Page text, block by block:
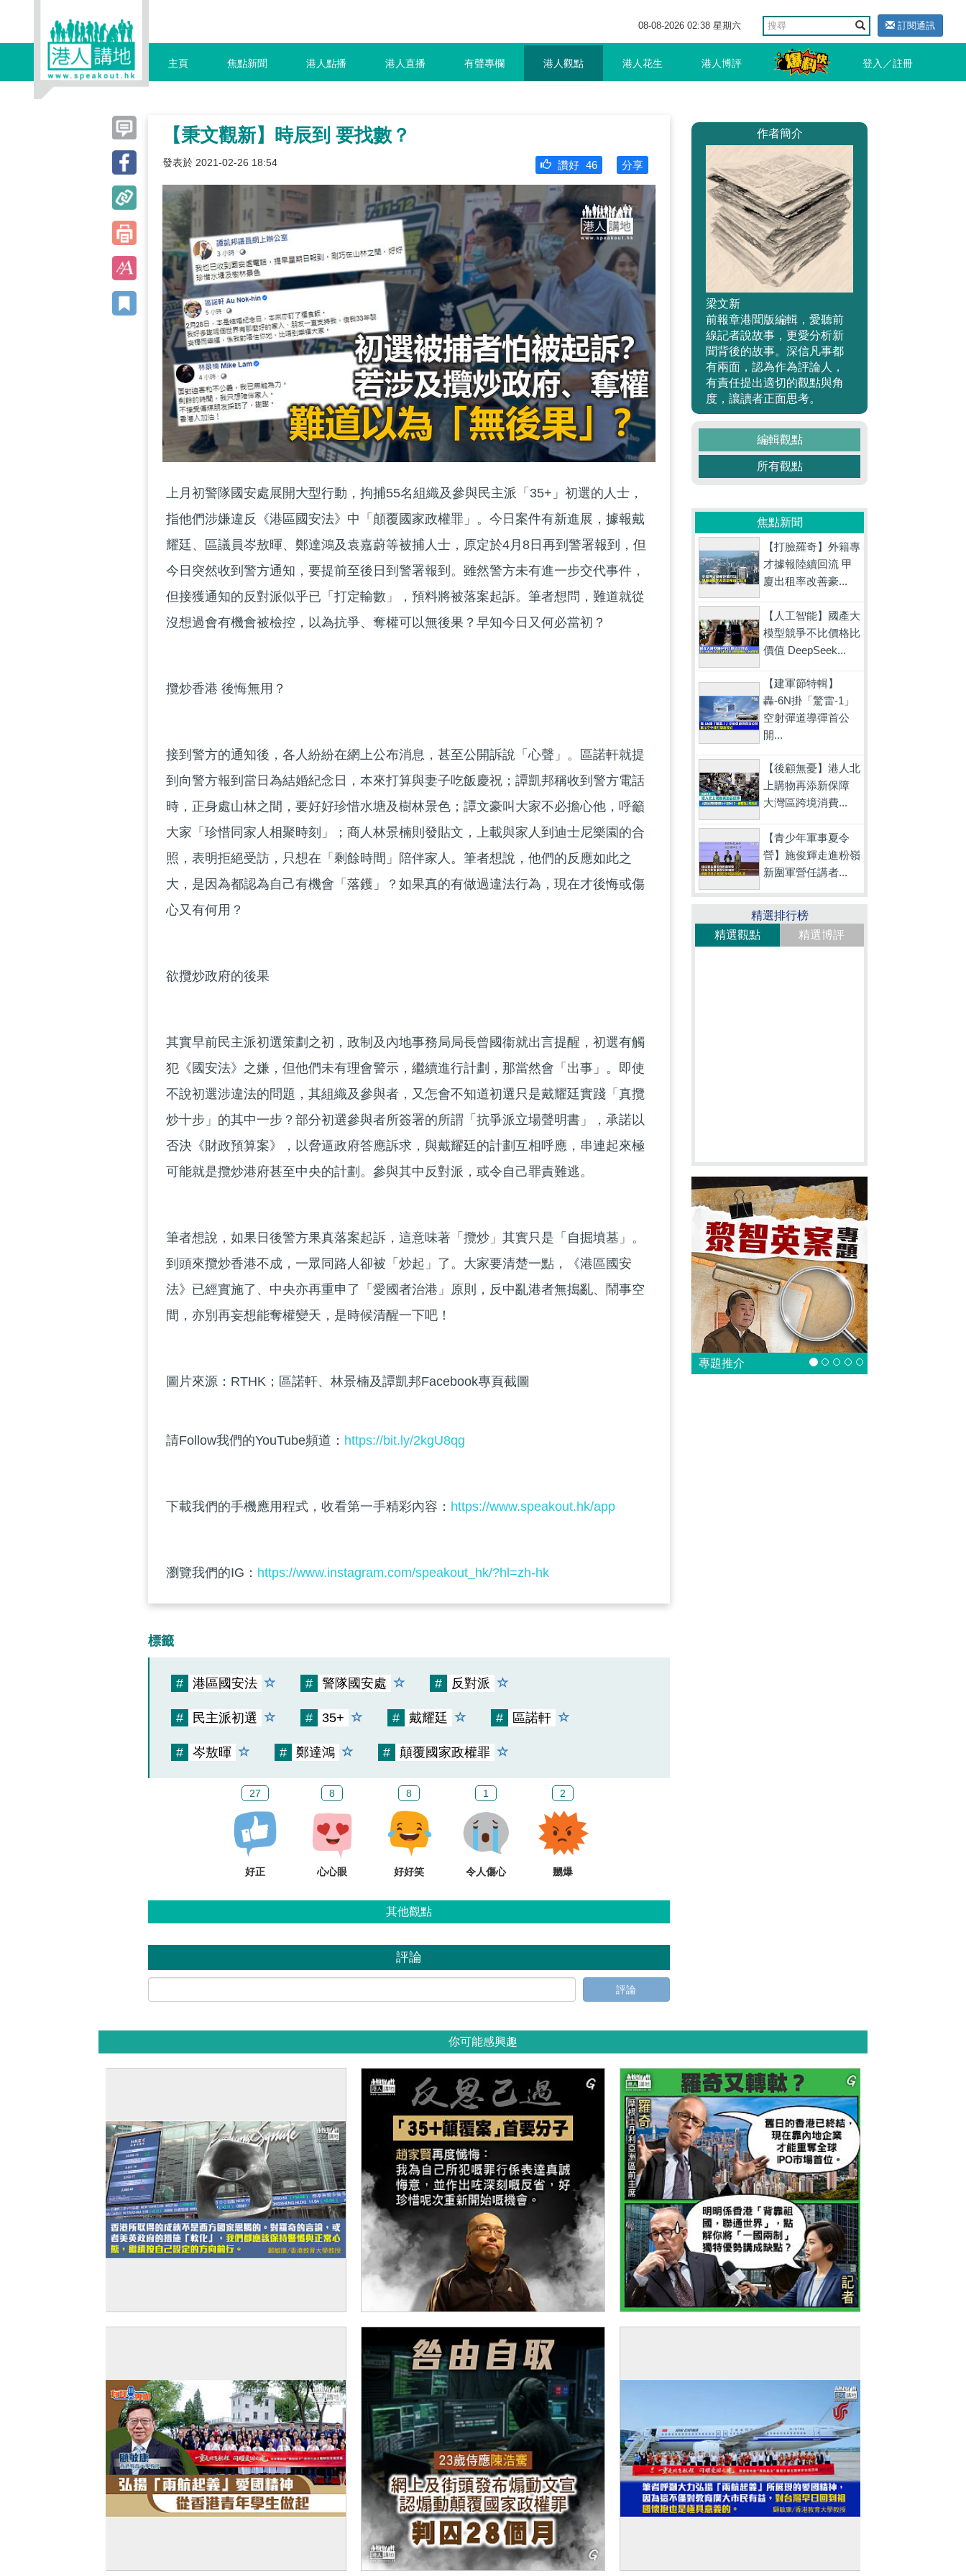
08-08-2026 02:38 星期六 訂閱通訊
主頁 焦點新聞 港人點播 港人直播 有聲專欄 港人觀點 港人花生 港人博評 登入／註冊
【秉文觀新】時辰到 要找數？
發表於 2021-02-26 18:54 分享
讚好 46
上月初警隊國安處展開大型行動，拘捕55名組織及參與民主派「35+」初選的人士，
指他們涉嫌違反《港區國安法》中「顛覆國家政權罪」。今日案件有新進展，據報戴
耀廷、區議員岑敖暉、鄭達鴻及袁嘉蔚等被捕人士，原定於4月8日再到警署報到，但
今日突然收到警方通知，要提前至後日到警署報到。雖然警方未有進一步交代事件，
但接獲通知的反對派似乎已「打定輸數」，預料將被落案起訴。筆者想問，難道就從
沒想過會有機會被檢控，以為抗爭、奪權可以無後果？早知今日又何必當初？
攬炒香港 後悔無用？
接到警方的通知後，各人紛紛在網上公布消息，甚至公開訴說「心聲」。區諾軒就提
到向警方報到當日為結婚紀念日，本來打算與妻子吃飯慶祝；譚凱邦稱收到警方電話
時，正身處山林之間，要好好珍惜水塘及樹林景色；譚文豪叫大家不必擔心他，呼籲
大家「珍惜同家人相聚時刻」；商人林景楠則發貼文，上載與家人到迪士尼樂園的合
照，表明拒絕受訪，只想在「剩餘時間」陪伴家人。筆者想說，他們的反應如此之
大，是因為都認為自己有機會「落鑊」？如果真的有做過違法行為，現在才後悔或傷
心又有何用？
欲攬炒政府的後果
其實早前民主派初選策劃之初，政制及內地事務局局長曾國衞就出言提醒，初選有觸
犯《國安法》之嫌，但他們未有理會警示，繼續進行計劃，那當然會「出事」。即使
不說初選涉違法的問題，其組織及參與者，又怎會不知道初選只是戴耀廷實踐「真攬
炒十步」的其中一步？部分初選參與者所簽署的所謂「抗爭派立場聲明書」，承諾以
否決《財政預算案》，以脅逼政府答應訴求，與戴耀廷的計劃互相呼應，串連起來極
可能就是攬炒港府甚至中央的計劃。參與其中反對派，或令自己罪責難逃。
筆者想說，如果日後警方果真落案起訴，這意味著「攬炒」其實只是「自掘墳墓」。
到頭來攬炒香港不成，一眾同路人卻被「炒起」了。大家要清楚一點，《港區國安
法》已經實施了、中央亦再重申了「愛國者治港」原則，反中亂港者無搗亂、鬧事空
間，亦別再妄想能奪權變天，是時候清醒一下吧！
圖片來源：RTHK；區諾軒、林景楠及譚凱邦Facebook專頁截圖
請Follow我們的YouTube頻道： https://bit.ly/2kgU8qg
下載我們的手機應用程式，收看第一手精彩內容： https://www.speakout.hk/app
瀏覽我們的IG： https://www.instagram.com/speakout_hk/?hl=zh-hk
標籤
# 港區國安法 # 警隊國安處 # 反對派
# 民主派初選 # 35+ # 戴耀廷 # 區諾軒
# 岑敖暉 # 鄭達鴻 # 顛覆國家政權罪
27
好正
8
心心眼
8
好好笑
1
令人傷心
2
嬲爆
其他觀點
評論
評論
作者簡介
梁文新
前報章港聞版編輯，愛聽前
線記者說故事，更愛分析新
聞背後的故事。深信凡事都
有兩面，認為作為評論人，
有責任提出適切的觀點與角
度，讓讀者正面思考。
編輯觀點
所有觀點
焦點新聞
【打臉羅奇】外籍專
才據報陸續回流 甲
廈出租率改善豪...
【人工智能】國產大
模型競爭不比價格比
價值 DeepSeek...
【建軍節特輯】
轟-6N掛「驚雷-1」
空射彈道導彈首公
開...
【後顧無憂】港人北
上購物再添新保障
大灣區跨境消費...
【青少年軍事夏令
營】施俊輝走進粉嶺
新圍軍營任講者...
精選排行榜
精選觀點
精選博評
專題推介
你可能感興趣